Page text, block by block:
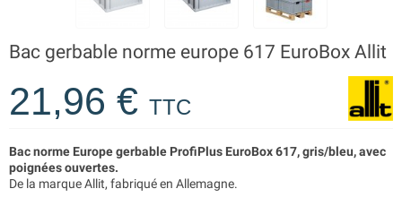
Bac gerbable norme europe 617 EuroBox Allit
21,96 € TTC
Bac norme Europe gerbable ProfiPlus EuroBox 617, gris/bleu, avec
poignées ouvertes.
De la marque Allit, fabriqué en Allemagne.